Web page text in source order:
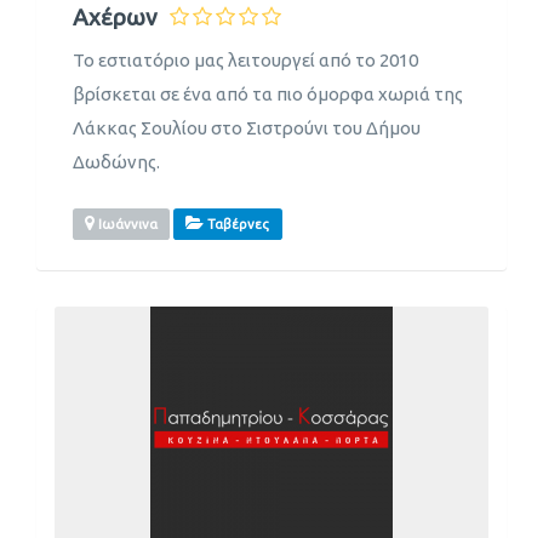
Αχέρων
Το εστιατόριο μας λειτουργεί από το 2010
βρίσκεται σε ένα από τα πιο όμορφα χωριά της
Λάκκας Σουλίου στο Σιστρούνι του Δήμου
Δωδώνης.
Ιωάννινα Ταβέρνες